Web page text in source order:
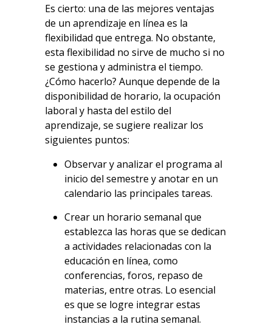
Es cierto: una de las mejores ventajas
de un aprendizaje en línea es la
flexibilidad que entrega. No obstante,
esta flexibilidad no sirve de mucho si no
se gestiona y administra el tiempo.
¿Cómo hacerlo? Aunque depende de la
disponibilidad de horario, la ocupación
laboral y hasta del estilo del
aprendizaje, se sugiere realizar los
siguientes puntos:
Observar y analizar el programa al
inicio del semestre y anotar en un
calendario las principales tareas.
Crear un horario semanal que
establezca las horas que se dedican
a actividades relacionadas con la
educación en línea, como
conferencias, foros, repaso de
materias, entre otras. Lo esencial
es que se logre integrar estas
instancias a la rutina semanal.